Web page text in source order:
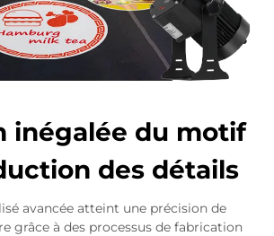
inégalée du motif
des détails
avancée atteint une précision de
grâce à des processus de fabrication